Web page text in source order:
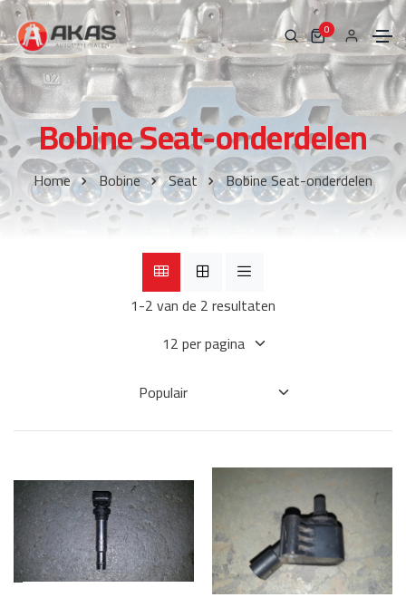
0
Bobine Seat-onderdelen
Home Bobine Seat Bobine Seat-onderdelen
1-2 van de 2 resultaten